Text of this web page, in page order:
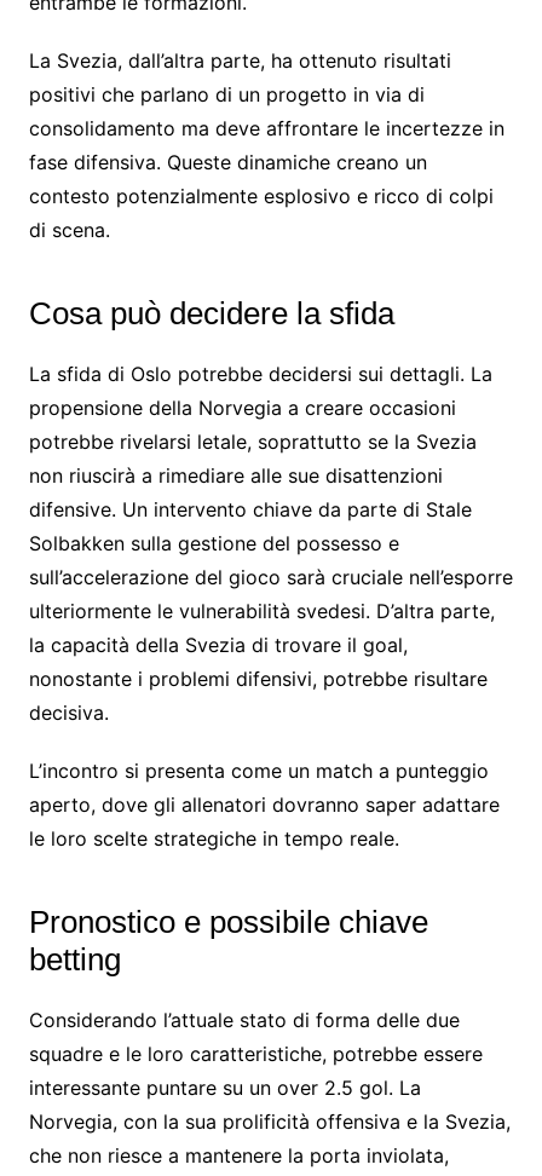
La Svezia, dall’altra parte, ha ottenuto risultati
positivi che parlano di un progetto in via di
consolidamento ma deve affrontare le incertezze in
fase difensiva. Queste dinamiche creano un
contesto potenzialmente esplosivo e ricco di colpi
di scena.
Cosa può decidere la sfida
La sfida di Oslo potrebbe decidersi sui dettagli. La
propensione della Norvegia a creare occasioni
potrebbe rivelarsi letale, soprattutto se la Svezia
non riuscirà a rimediare alle sue disattenzioni
difensive. Un intervento chiave da parte di Stale
Solbakken sulla gestione del possesso e
sull’accelerazione del gioco sarà cruciale nell’esporre
ulteriormente le vulnerabilità svedesi. D’altra parte,
la capacità della Svezia di trovare il goal,
nonostante i problemi difensivi, potrebbe risultare
decisiva.
L’incontro si presenta come un match a punteggio
aperto, dove gli allenatori dovranno saper adattare
le loro scelte strategiche in tempo reale.
Pronostico e possibile chiave
betting
Considerando l’attuale stato di forma delle due
squadre e le loro caratteristiche, potrebbe essere
interessante puntare su un over 2.5 gol. La
Norvegia, con la sua prolificità offensiva e la Svezia,
che non riesce a mantenere la porta inviolata,